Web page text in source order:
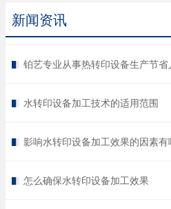
新闻资讯
铂艺专业从事热转印设备生产节省
水转印设备加工技术的适用范围
影响水转印设备加工效果的因素有
怎么确保水转印设备加工效果